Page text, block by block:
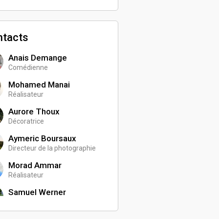
Anais Demange
Comédienne
Mohamed Manai
Réalisateur
Aurore Thoux
Décoratrice
Aymeric Boursaux
Directeur de la photographie
Morad Ammar
Réalisateur
Samuel Werner